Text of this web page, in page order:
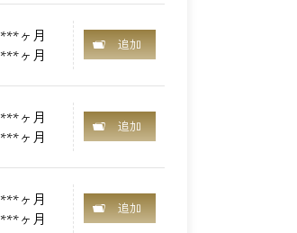
***ヶ月
***ヶ月
追加
***ヶ月
***ヶ月
追加
***ヶ月
***ヶ月
追加